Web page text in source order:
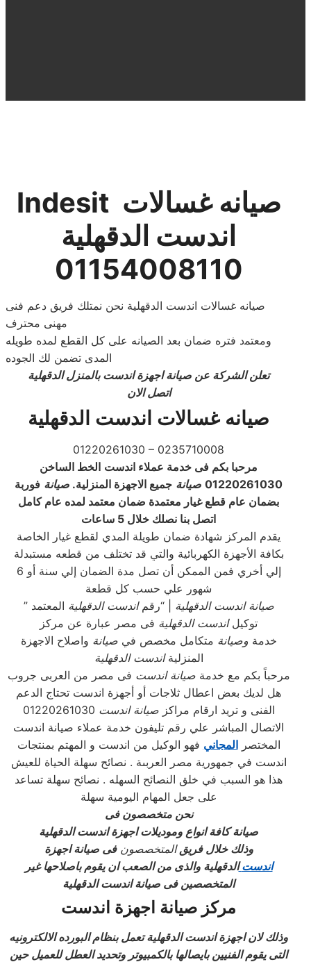
Indesit صيانه غسالات
اندست الدقهلية
01154008110
صيانه غسالات اندست الدقهلية ﻧﺤﻦ ﻧﻤﺘﻠﻚ ﻓﺮﻳﻖ ﺩﻋﻢ ﻓﻨﻰ
ﻣﻬﻨﻰ ﻣﺤﺘﺮﻑ
ﻭﻣﻌﺘﻤد ﻓﺘﺮﻩ ﺿﻤﺎﻥ ﺑﻌﺪ اﻟﺼﻴﺎﻧﻪ ﻋﻠﻰ ﻛﻞ اﻟﻘﻄﻊ ﻟﻤﺪﻩ ﻃﻮﻳﻠﻪ
اﻟﻤﺪﻯ ﺗﻀﻤﻦ ﻟﻚ اﻟﺠﻮﺩﻩ
تعلن الشركة عن صيانة اجهزة اندست بالمنزل الدقهلية
اتصل الان
صيانه غسالات اندست الدقهلية
01220261030 – 0235710008
مرحبا بكم فى خدمة عملاء اندست الخط الساخن
01220261030 صيانة جميع الاجهزة المنزلية. صيانة فوربة
بضمان عام قطع غيار معتمدة ضمان معتمد لمده عام كامل
اتصل بنا نصلك خلال 5 ساعات
يقدم المركز شهادة ضمان طويلة المدي لقطع غيار الخاصة
بكافة الأجهزة الكهربائية والتي قد تختلف من قطعه مستبدلة
إلي أخري فمن الممكن أن تصل مدة الضمان إلي سنة أو 6
شهور علي حسب كل قطعة
صيانة اندست الدقهلية | “رقماندست الدقهلية المعتمد ”
توكيلاندست الدقهلية فى مصر عبارة عن مركز
خدمة وصيانة متكامل مخصص فيصيانة واصلاح الاجهزة
المنزليةاندست الدقهلية
مرحباً بكم مع خدمةصيانة اندست فى مصر من العربى جروب
هل لديك بعض اعطال ثلاجات أو أجهزة اندست تحتاج الدعم
الفنى و تريد ارقام مراكزصيانة اندست
الاتصال المباشر علي رقم تليفون خدمة عملاء صيانة اندست
المختصرالمجاني فهو الوكيل من اندست و المهتم بمنتجات
اندست في جمهورية مصر العربىة . نصائح سهلة الحياة للعيش
هذا هو السبب في خلق النصائح السهله . نصائح سهلة تساعد
على جعل المهام اليومية سهلة
نحن متخصصون فى
صيانة كافة انواع وموديلات اجهزة اندست الدقهلية
وذلك خلال فريقالمتخصصونفى صيانة اجهزة
اندست الدقهلية والذى من الصعب ان يقوم باصلاحها غير
المتخصصين فى صيانة اندست الدقهلية
مركز صيانة اجهزة اندست
وذلك لان اجهزة اندستالدقهليةتعمل بنظام البورده الالكترونيه
التى يقوم الفنيين بايصالها بالكمبيوتر وتحديد العطل للعميل حين